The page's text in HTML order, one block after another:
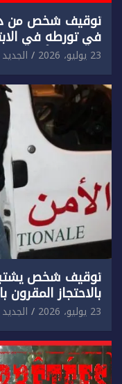
توقيف شخص من
في تورطه في
حق سائح أجنبي.
23 يوليو، 2026
توقيف شخص
بالاحتجاز
إضرام النار عمدا.
23 يوليو، 2026